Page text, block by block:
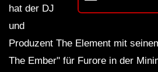
hat der DJ
und
Produzent The Element mit
The Ember" für Furore in der